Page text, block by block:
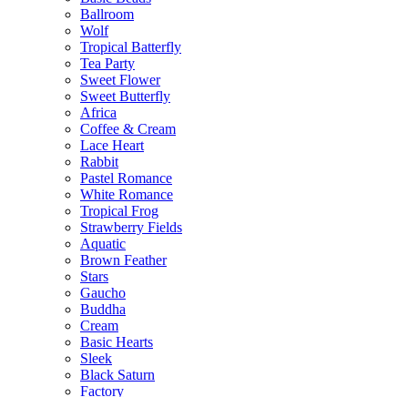
Ballroom
Wolf
Tropical Batterfly
Tea Party
Sweet Flower
Sweet Butterfly
Africa
Coffee & Cream
Lace Heart
Rabbit
Pastel Romance
White Romance
Tropical Frog
Strawberry Fields
Aquatic
Brown Feather
Stars
Gaucho
Buddha
Cream
Basic Hearts
Sleek
Black Saturn
Factory